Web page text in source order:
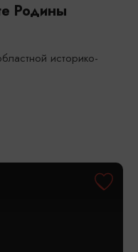
Родины
историко-